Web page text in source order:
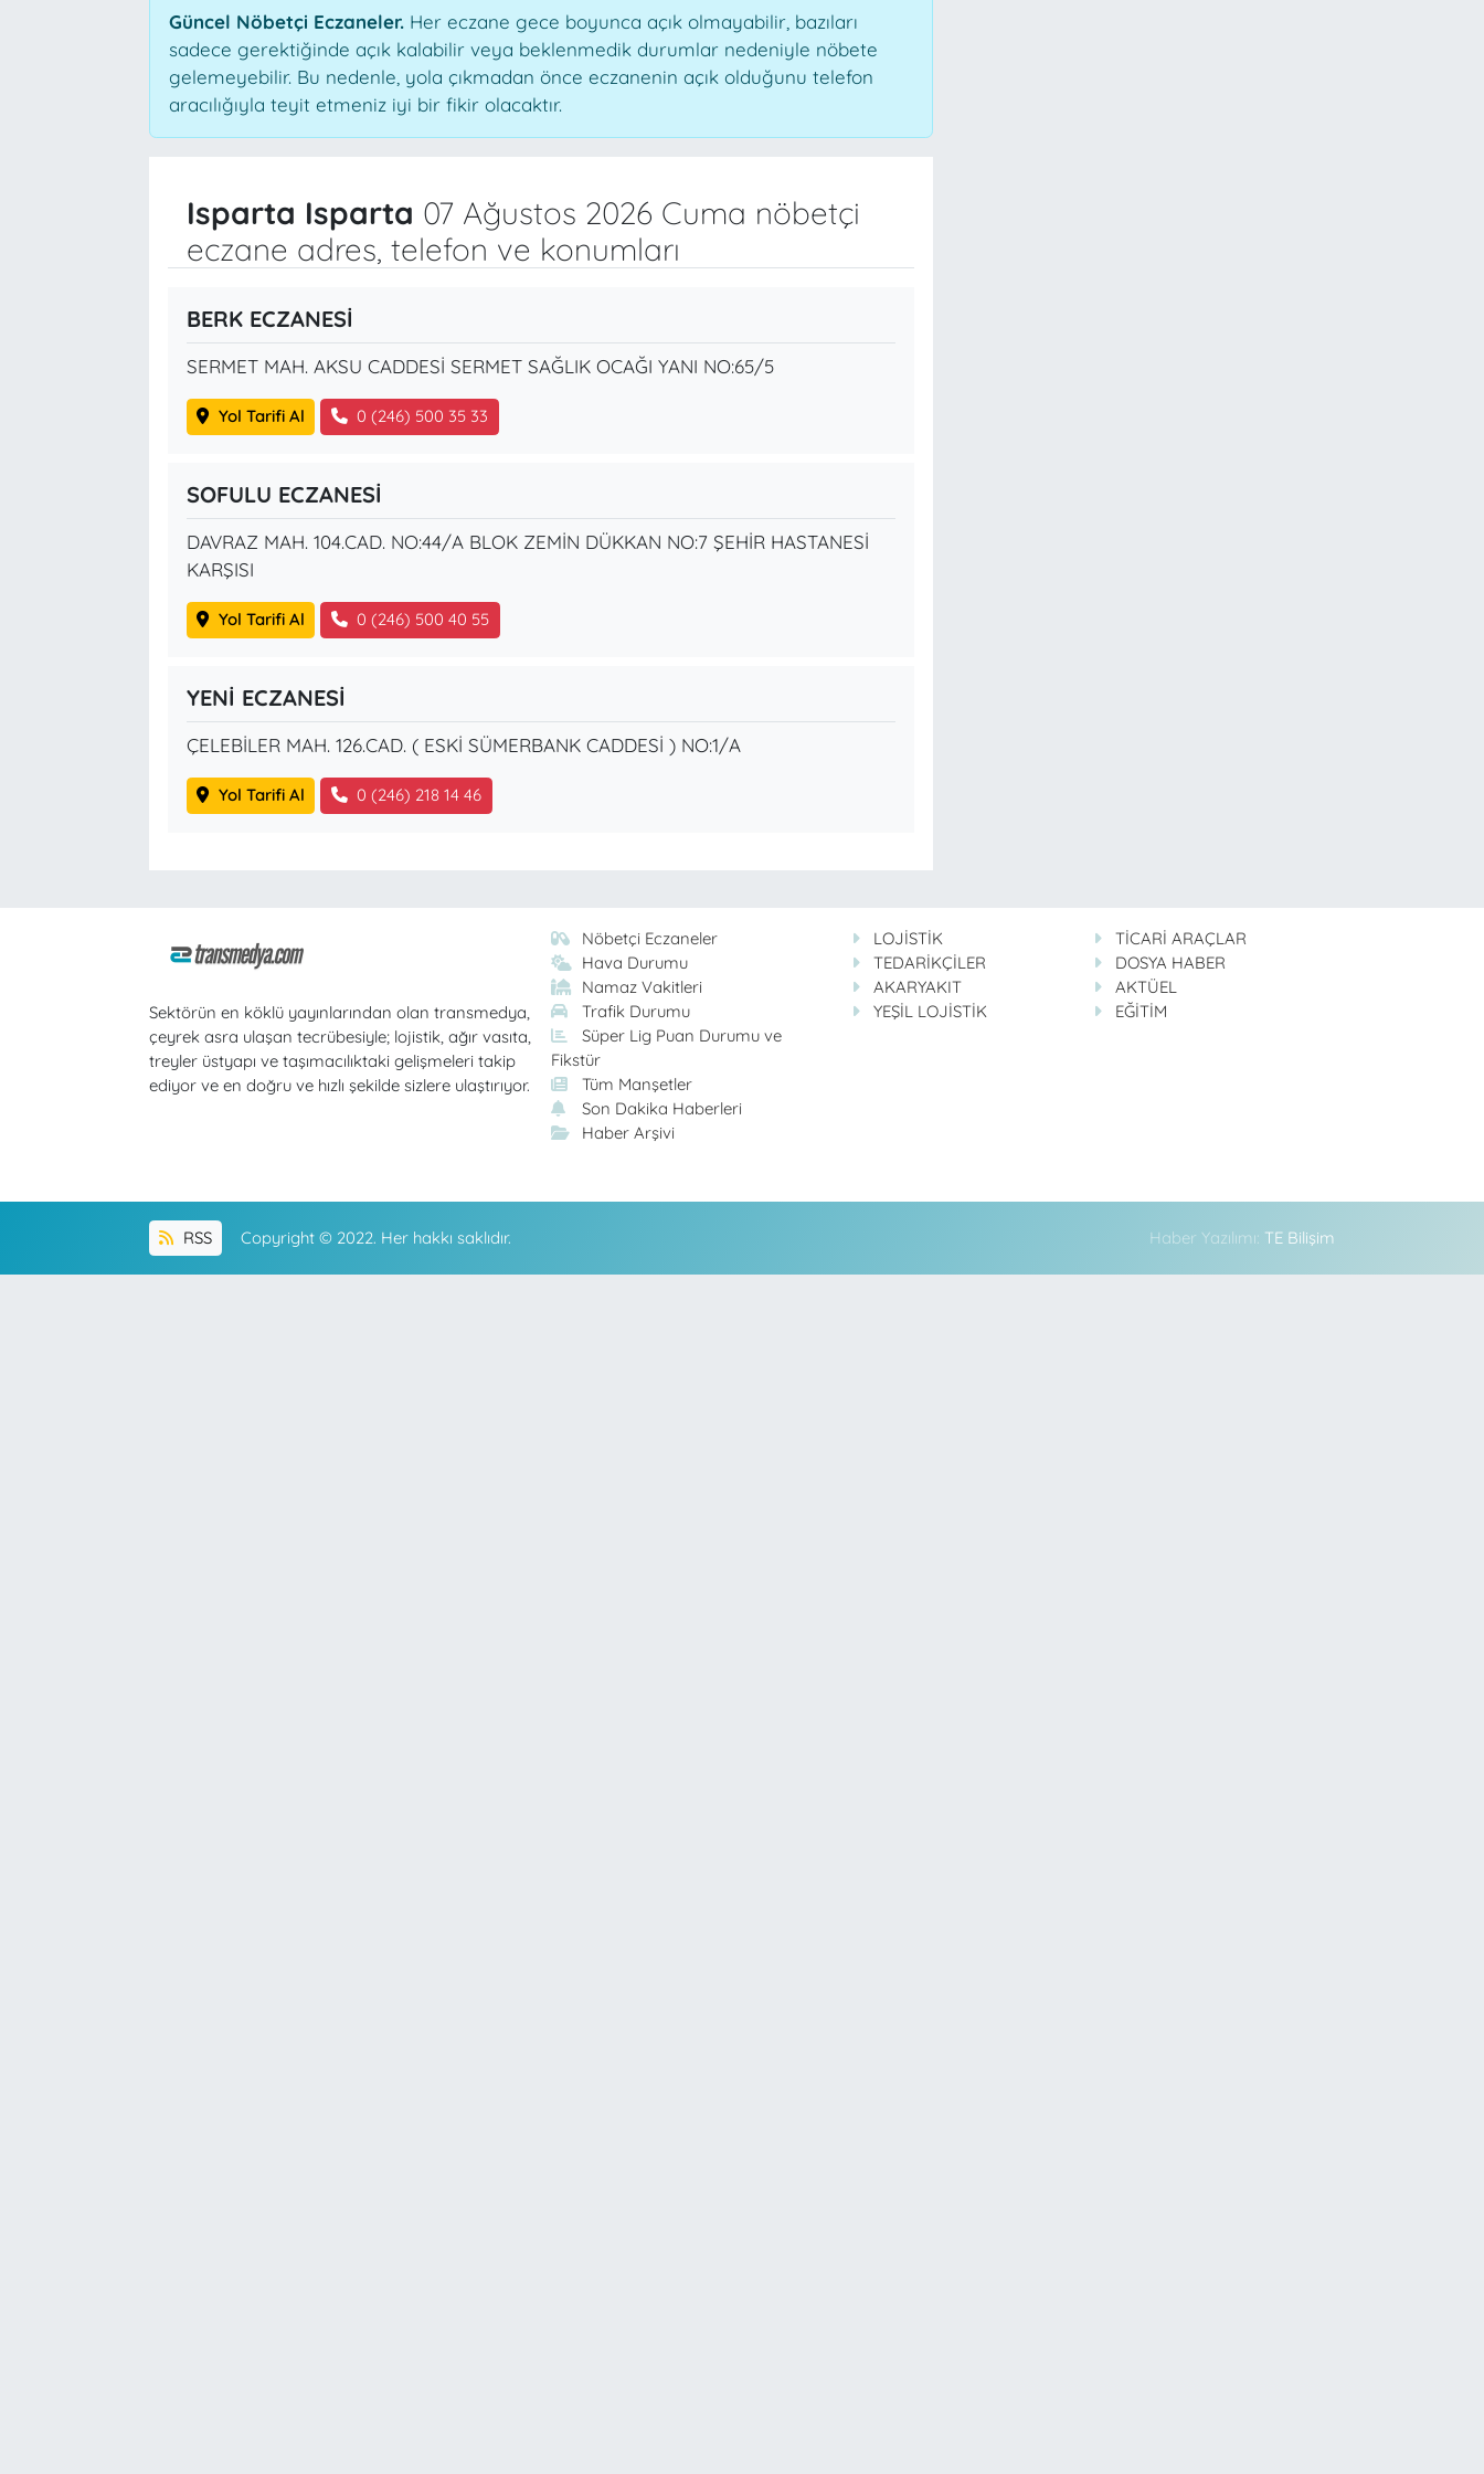
Güncel Nöbetçi Eczaneler.Her eczane gece boyunca açık olmayabilir, bazıları
sadece gerektiğinde açık kalabilir veya beklenmedik durumlar nedeniyle nöbete
gelemeyebilir. Bu nedenle, yola çıkmadan önce eczanenin açık olduğunu telefon
aracılığıyla teyit etmeniz iyi bir fikir olacaktır.
Isparta Isparta 07 Ağustos 2026 Cuma nöbetçi
eczane adres, telefon ve konumları
BERK ECZANESİ
SERMET MAH. AKSU CADDESİ SERMET SAĞLIK OCAĞI YANI NO:65/5
Yol Tarifi Al 0 (246) 500 35 33
SOFULU ECZANESİ
DAVRAZ MAH. 104.CAD. NO:44/A BLOK ZEMİN DÜKKAN NO:7 ŞEHİR HASTANESİ
KARŞISI
Yol Tarifi Al 0 (246) 500 40 55
YENİ ECZANESİ
ÇELEBİLER MAH. 126.CAD. ( ESKİ SÜMERBANK CADDESİ ) NO:1/A
Yol Tarifi Al 0 (246) 218 14 46
Sektörün en köklü yayınlarından olan transmedya,
çeyrek asra ulaşan tecrübesiyle; lojistik, ağır vasıta,
treyler üstyapı ve taşımacılıktaki gelişmeleri takip
ediyor ve en doğru ve hızlı şekilde sizlere ulaştırıyor.
Nöbetçi Eczaneler
Hava Durumu
Namaz Vakitleri
Trafik Durumu
Süper Lig Puan Durumu ve
Fikstür
Tüm Manşetler
Son Dakika Haberleri
Haber Arşivi
LOJİSTİK
TİCARİ ARAÇLAR
TEDARİKÇİLER
DOSYA HABER
AKARYAKIT
AKTÜEL
YEŞİL LOJİSTİK
EĞİTİM
RSS Copyright © 2022. Her hakkı saklıdır. Haber Yazılımı: TE Bilişim